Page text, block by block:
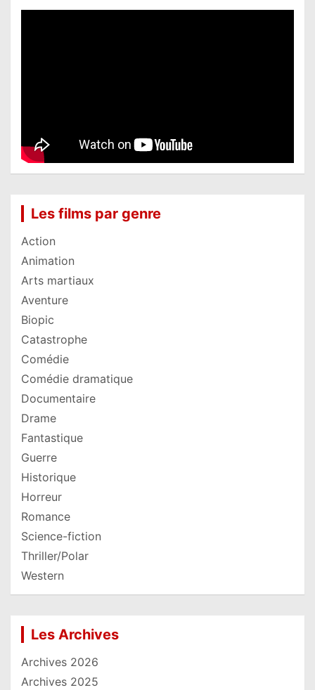
Les films par genre
Action
Animation
Arts martiaux
Aventure
Biopic
Catastrophe
Comédie
Comédie dramatique
Documentaire
Drame
Fantastique
Guerre
Historique
Horreur
Romance
Science-fiction
Thriller/Polar
Western
Les Archives
Archives 2026
Archives 2025